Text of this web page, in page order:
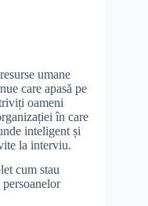
umane
care apasă pe
oameni
în care
inteligent și
la interviu.
cum stau